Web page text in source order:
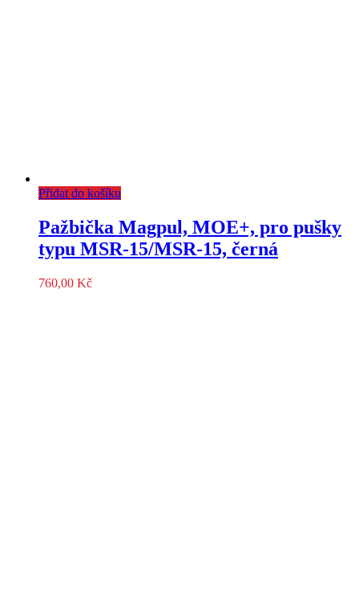
Přidat do košíku
Pažbička Magpul, MOE+, pro pušky
typu MSR-15/MSR-15, černá
760,00 Kč